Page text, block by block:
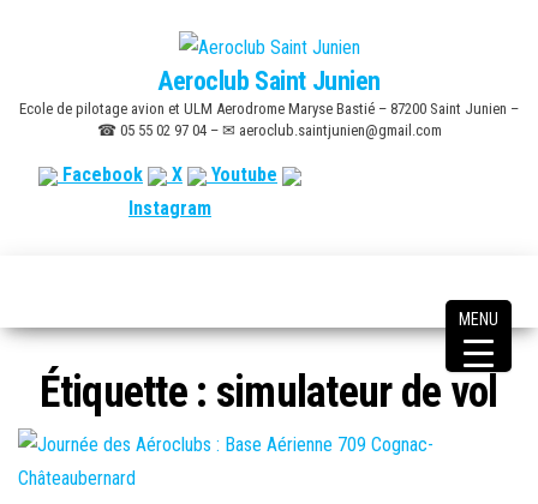
content
Aeroclub Saint Junien
Ecole de pilotage avion et ULM Aerodrome Maryse Bastié – 87200 Saint Junien –
☎ 05 55 02 97 04 – ✉ aeroclub.saintjunien@gmail.com
Facebook X
Youtube
Instagram
Étiquette : simulateur de vol
MENU